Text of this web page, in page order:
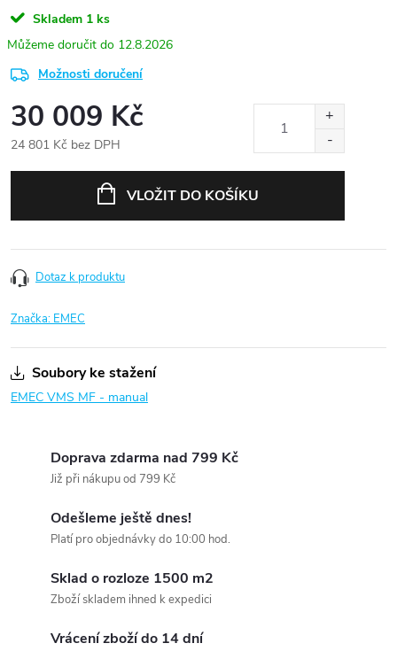
Skladem 1 ks
12.8.2026
Možnosti doručení
30 009 Kč
24 801 Kč bez DPH
VLOŽIT DO KOŠÍKU
Dotaz k produktu
Značka: EMEC
Soubory ke stažení
EMEC VMS MF - manual
Doprava zdarma nad 799 Kč
Již při nákupu od 799 Kč
Odešleme ještě dnes!
Platí pro objednávky do 10:00 hod.
Sklad o rozloze 1500 m2
Zboží skladem ihned k expedici
Vrácení zboží do 14 dní